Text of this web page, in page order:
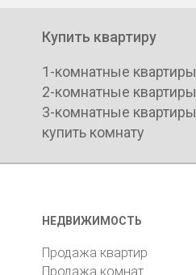
Купить квартиру
1-комнатные квартиры
2-комнатные квартиры
3-комнатные квартиры
купить комнату
НЕДВИЖИМОСТЬ
Продажа квартир
Продажа комнат